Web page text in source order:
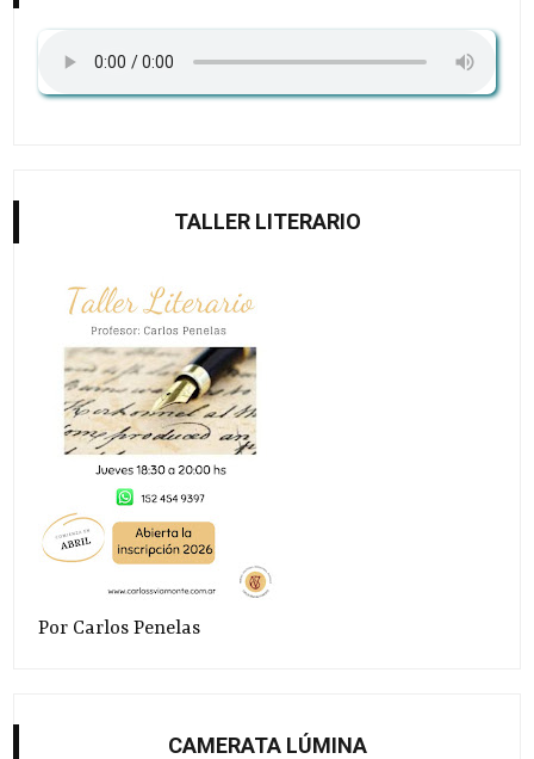
TALLER LITERARIO
Por Carlos Penelas
CAMERATA LÚMINA